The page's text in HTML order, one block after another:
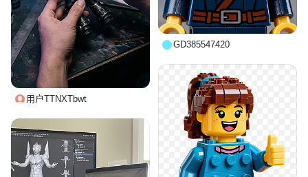
GD385547420
用户TTNXTbwt